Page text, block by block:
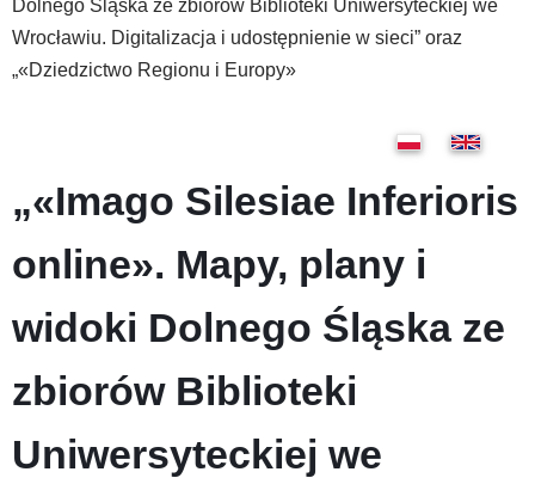
Dolnego Śląska ze zbiorów Biblioteki Uniwersyteckiej we
Wrocławiu. Digitalizacja i udostępnienie w sieci” oraz
„«Dziedzictwo Regionu i Europy»
„«Imago Silesiae Inferioris
online». Mapy, plany i
widoki Dolnego Śląska ze
zbiorów Biblioteki
Uniwersyteckiej we